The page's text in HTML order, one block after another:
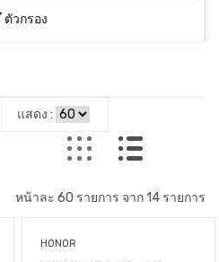
ตัวกรอง
แสดง :
หน้าละ 60 รายการ จาก 14 รายการ
HONOR